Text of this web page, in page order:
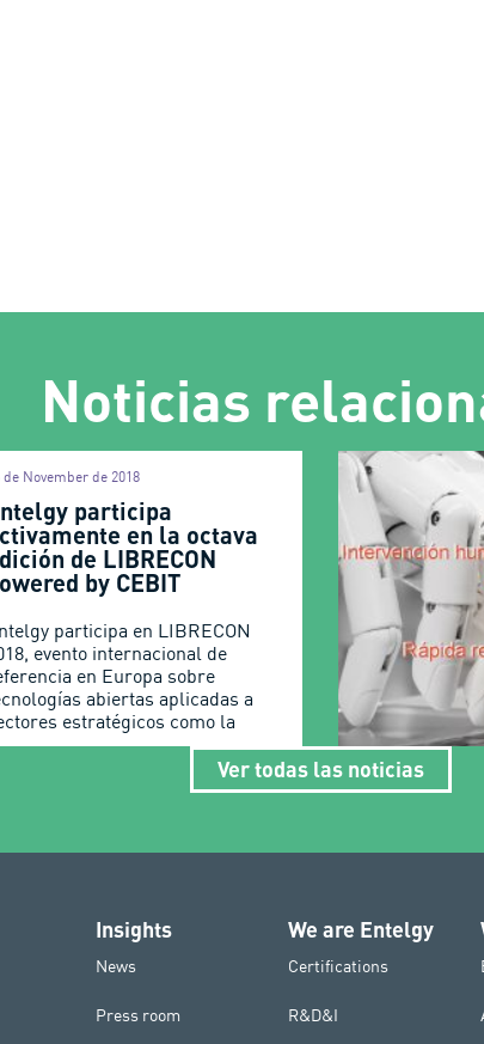
Noticias
participa
en la octava
de LIBRECON
by CEBIT
de November de 2018
participa en LIBRECON
evento internacional de
en Europa sobre
abiertas aplicadas a
estratégicos como la
Ver todas las noticias
Insights
News
Press room
We are Entelgy
Certifications
R&D&I